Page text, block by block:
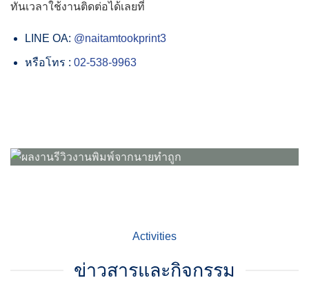
ทันเวลาใช้งานติดต่อได้เลยที่
LINE OA: @naitamtookprint3
หรือโทร : 02-538-9963
Activities
ข่าวสารและกิจกรรม